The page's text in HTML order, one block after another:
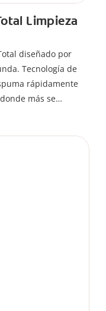
Limpieza
diseñado por
Tecnología de
rápidamente
más se